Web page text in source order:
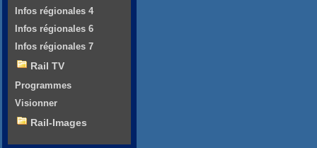
Infos régionales 4
Infos régionales 6
Infos régionales 7
Rail TV
Programmes
Visionner
Rail-Images